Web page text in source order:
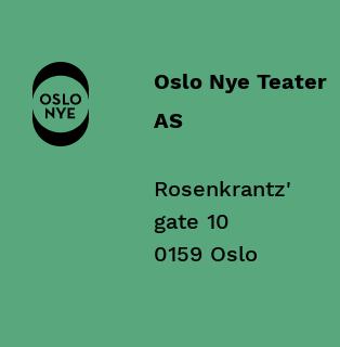
Oslo Nye Teater
AS
Rosenkrantz'
gate 10
0159 Oslo